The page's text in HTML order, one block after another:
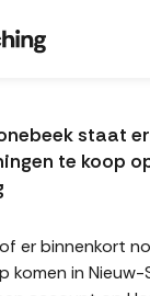
staat
te koop
er binnenkort
komen in